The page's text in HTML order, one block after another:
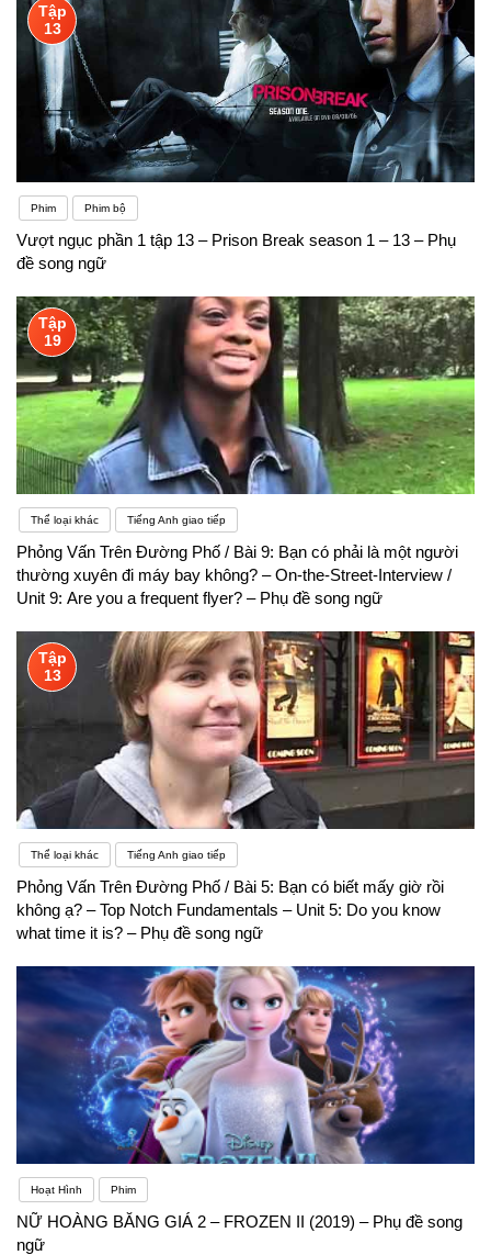
Tập
13
Phim Phim bộ
Vượt ngục phần 1 tập 13 – Prison Break season 1 – 13 – Phụ
đề song ngữ
Tập
19
Thể loại khác Tiếng Anh giao tiếp
Phỏng Vấn Trên Đường Phố / Bài 9: Bạn có phải là một người
thường xuyên đi máy bay không? – On-the-Street-Interview /
Unit 9: Are you a frequent flyer? – Phụ đề song ngữ
Tập
13
Thể loại khác Tiếng Anh giao tiếp
Phỏng Vấn Trên Đường Phố / Bài 5: Bạn có biết mấy giờ rồi
không ạ? – Top Notch Fundamentals – Unit 5: Do you know
what time it is? – Phụ đề song ngữ
Hoạt Hình Phim
NỮ HOÀNG BĂNG GIÁ 2 – FROZEN II (2019) – Phụ đề song
ngữ